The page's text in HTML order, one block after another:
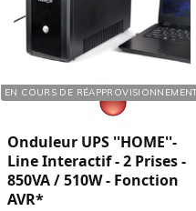
EN COURS DE
Réf. : 581308
Onduleur UPS ''HOME''-
Line Interactif - 2 Prises -
850VA / 510W - Fonction
AVR*